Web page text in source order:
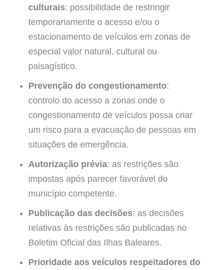
culturais: possibilidade de restringir
temporariamente o acesso e/ou o
estacionamento de veículos em zonas de
especial valor natural, cultural ou
paisagístico.
Prevenção do congestionamento:
controlo do acesso a zonas onde o
congestionamento de veículos possa criar
um risco para a evacuação de pessoas em
situações de emergência.
Autorização prévia: as restrições são
impostas após parecer favorável do
município competente.
Publicação das decisões: as decisões
relativas às restrições são publicadas no
Boletim Oficial das Ilhas Baleares.
Prioridade aos veículos respeitadores do